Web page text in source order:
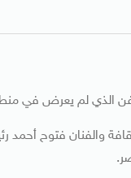
الفن الذي لم يعرض في
والفنان فتوح